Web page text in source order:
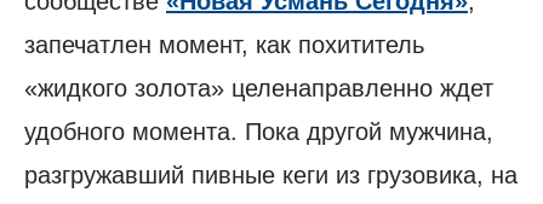
запечатлен момент, как похититель
«жидкого золота» целенаправленно ждет
удобного момента. Пока другой мужчина,
разгружавший пивные кеги из грузовика, на